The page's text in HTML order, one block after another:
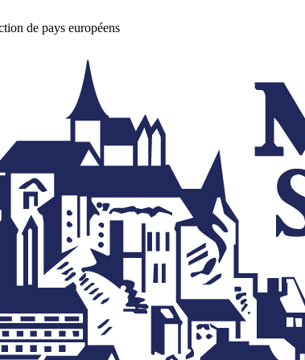
de pays européens